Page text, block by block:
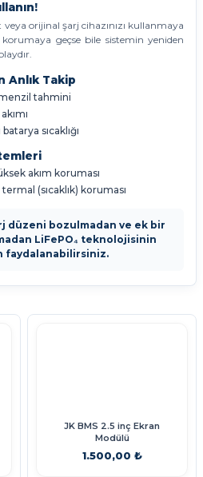
orijinal şarj cihazınızı kullanmaya
geçse bile sistemin yeniden
Anlık Takip
tahmini
sıcaklığı
akım koruması
(sıcaklık) koruması
düzeni bozulmadan ve ek bir
LiFePO₄ teknolojisinin
faydalanabilirsiniz.
JK BMS 2.5 inç Ekran
Modülü
1.500,00 ₺